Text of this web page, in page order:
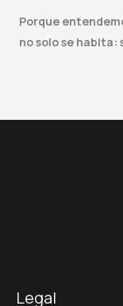
Porque
no solo se habita:
Legal